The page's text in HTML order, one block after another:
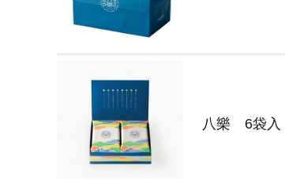
八樂 6袋入